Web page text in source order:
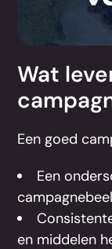
Wat
Een goed
Een
en middelen